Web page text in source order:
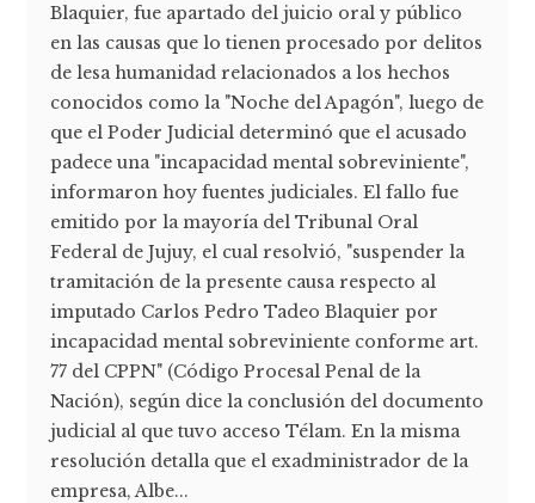
Blaquier, fue apartado del juicio oral y público
en las causas que lo tienen procesado por delitos
de lesa humanidad relacionados a los hechos
conocidos como la "Noche del Apagón", luego de
que el Poder Judicial determinó que el acusado
padece una "incapacidad mental sobreviniente",
informaron hoy fuentes judiciales. El fallo fue
emitido por la mayoría del Tribunal Oral
Federal de Jujuy, el cual resolvió, "suspender la
tramitación de la presente causa respecto al
imputado Carlos Pedro Tadeo Blaquier por
incapacidad mental sobreviniente conforme art.
77 del CPPN" (Código Procesal Penal de la
Nación), según dice la conclusión del documento
judicial al que tuvo acceso Télam. En la misma
resolución detalla que el exadministrador de la
empresa, Albe...